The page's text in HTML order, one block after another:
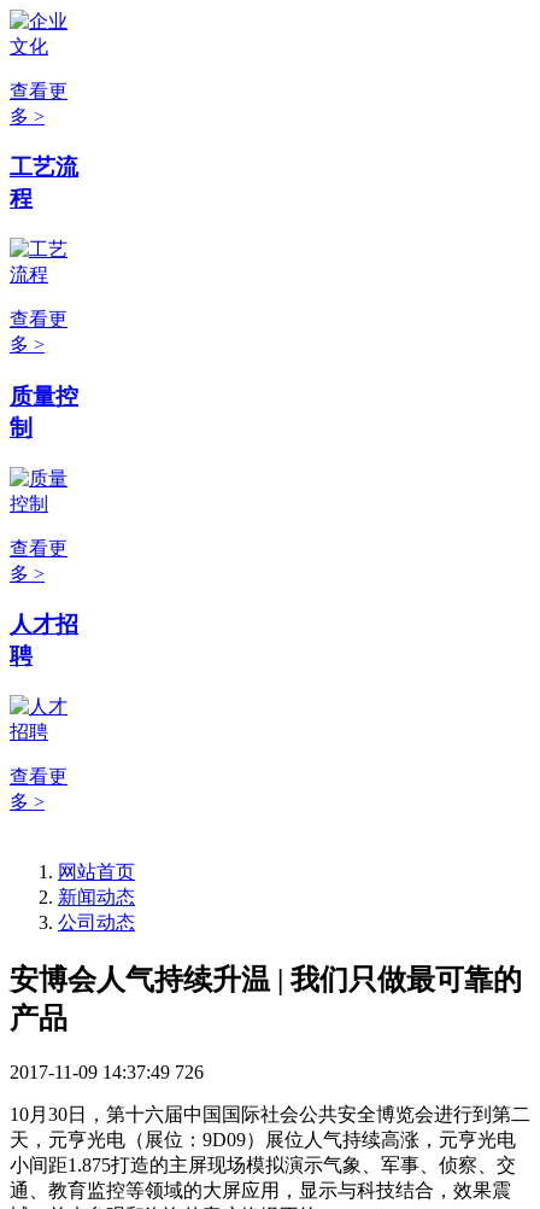
查看更
多 >
工艺流
程
查看更
多 >
质量控
制
查看更
多 >
人才招
聘
查看更
多 >
网站首页
新闻动态
公司动态
安博会人气持续升温 | 我们只做最可靠的
产品
2017-11-09 14:37:49 726
10月 30日，第十六届中国国际社会公共安全博览会进行到第二
天，元亨光电（展位： 9D09）展位人气持续高涨，元亨光电
小间距1.875打造的主屏现场模拟演示气象、军事、侦察、交
通、教育监控等领域的大屏应用，显示与科技结合，效果震